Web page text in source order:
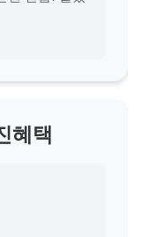
혜택